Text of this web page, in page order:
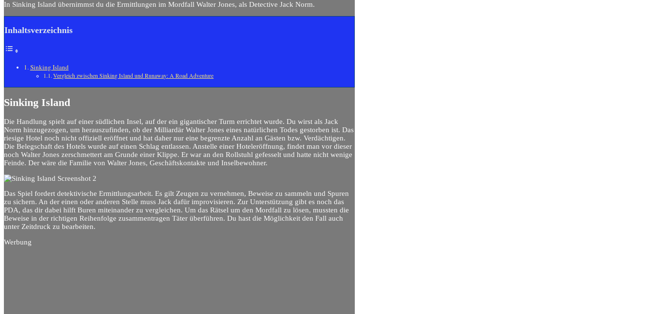
In Sinking Island übernimmst du die Ermittlungen im Mordfall Walter Jones, als Detective Jack Norm.
Inhaltsverzeichnis
Sinking Island
Vergleich zwischen Sinking Island und Runaway: A Road Adventure
Sinking Island
Die Handlung spielt auf einer südlichen Insel, auf der ein gigantischer Turm errichtet wurde. Du wirst als Jack
Norm hinzugezogen, um herauszufinden, ob der Milliardär Walter Jones eines natürlichen Todes gestorben ist. Das
riesige Hotel noch nicht offiziell eröffnet und hat daher nur eine begrenzte Anzahl an Gästen bzw. Verdächtigen.
Die Belegschaft des Hotels wurde auf einen Schlag entlassen. Anstelle einer Hoteleröffnung, findet man vor dieser
noch Walter Jones zerschmettert am Grunde einer Klippe. Er war an den Rollstuhl gefesselt und hatte nicht wenige
Feinde. Der wäre die Familie von Walter Jones, Geschäftskontakte und Inselbewohner.
Das Spiel fordert detektivische Ermittlungsarbeit. Es gilt Zeugen zu vernehmen, Beweise zu sammeln und Spuren
zu sichern. An der einen oder anderen Stelle muss Jack dafür improvisieren. Zur Unterstützung gibt es noch das
PDA, das dir dabei hilft Buren miteinander zu vergleichen. Um das Rätsel um den Mordfall zu lösen, mussten die
Beweise in der richtigen Reihenfolge zusammentragen Täter überführen. Du hast die Möglichkeit den Fall auch
unter Zeitdruck zu bearbeiten.
Werbung